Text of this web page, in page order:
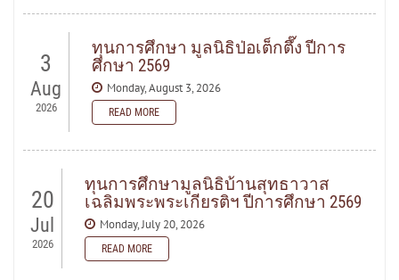
3
Aug
2026
ทุนการศึกษา มูลนิธิป่อเต็กตึ๊ง ปีการ
ศึกษา 2569
Monday, August 3, 2026
READ MORE
20
Jul
2026
ทุนการศึกษามูลนิธิบ้านสุทธาวาส
เฉลิมพระพระเกียรติฯ ปีการศึกษา 2569
Monday, July 20, 2026
READ MORE